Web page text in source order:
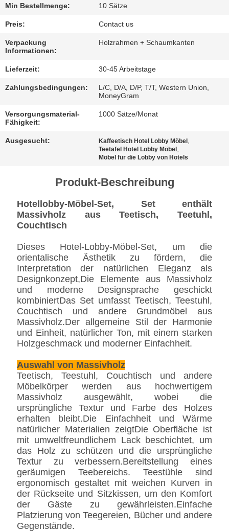
SITEMAP
DATENSCHUTZ-
BESTIMMUNGEN
Min Bestellmenge: 10 Sätze
Preis: Contact us
Verpackung
Informationen:
Holzrahmen + Schaumkanten
Lieferzeit: 30-45 Arbeitstage
Zahlungsbedingungen:
L/C, D/A, D/P, T/T, Western Union,
MoneyGram
Versorgungsmaterial-
Fähigkeit:
1000 Sätze/Monat
Ausgesucht: Kaffeetisch Hotel Lobby Möbel
Teetafel Hotel Lobby Möbel
Möbel für die Lobby von Hotels
Produkt-Beschreibung
Hotellobby-Möbel-Set, Set enthält
Massivholz aus Teetisch, Teetuhl,
Couchtisch
Dieses Hotel-Lobby-Möbel-Set, um die
orientalische Ästhetik zu fördern, die
Interpretation der natürlichen Eleganz als
Designkonzept,Die Elemente aus Massivholz
und moderne Designsprache geschickt
kombiniertDas Set umfasst Teetisch, Teestuhl,
Couchtisch und andere Grundmöbel aus
Massivholz.Der allgemeine Stil der Harmonie
und Einheit, natürlicher Ton, mit einem starken
Holzgeschmack und moderner Einfachheit.
Auswahl von Massivholz
Teetisch, Teestuhl, Couchtisch und andere
Möbelkörper werden aus hochwertigem
Massivholz ausgewählt, wobei die
ursprüngliche Textur und Farbe des Holzes
erhalten bleibt.Die Einfachheit und Wärme
natürlicher Materialien zeigtDie Oberfläche ist
mit umweltfreundlichem Lack beschichtet, um
das Holz zu schützen und die ursprüngliche
Textur zu verbessern.Bereitstellung eines
geräumigen Teebereichs. Teestühle sind
ergonomisch gestaltet mit weichen Kurven in
der Rückseite und Sitzkissen, um den Komfort
der Gäste zu gewährleisten.Einfache
Platzierung von Teegereien, Bücher und andere
Gegenstände.